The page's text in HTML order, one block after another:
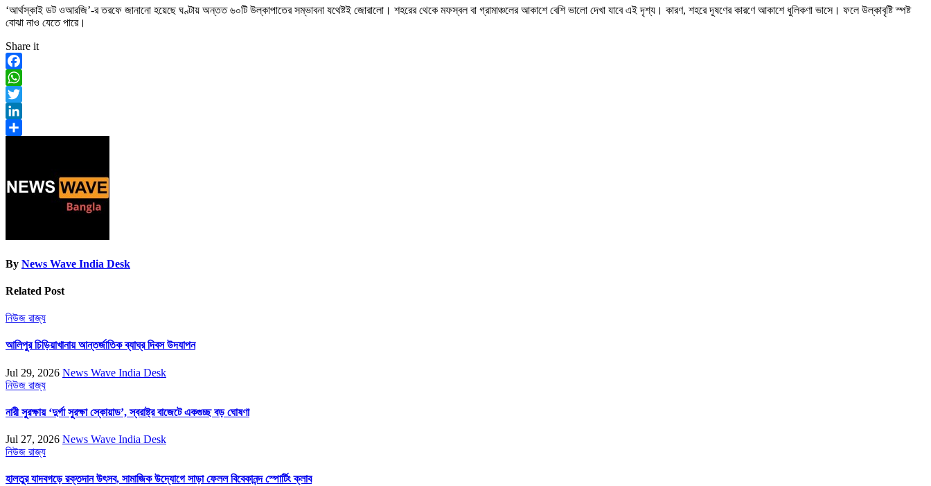
‘আর্থস্কাই ডট ওআরজি’-র তরফে জানানো হয়েছে ঘণ্টায় অন্তত ৬০টি উল্কাপাতের সম্ভাবনা যথেষ্টই জোরালো। শহরের থেকে মফস্বল বা গ্রামাঞ্চলের আকাশে বেশি ভালো দেখা যাবে এই দৃশ্য। কারণ, শহরে দূষণের কারণে আকাশে ধুলিকণা ভাসে। ফলে উল্কাবৃষ্টি স্পষ্ট
বোঝা নাও যেতে পারে।
Share it
Facebook
WhatsApp
Twitter
LinkedIn
By News Wave India Desk
Related Post
নিউজ রাজ্য
আলিপুর চিড়িয়াখানায় আন্তর্জাতিক ব্যাঘ্র দিবস উদযাপন
Jul 29, 2026 News Wave India Desk
নিউজ রাজ্য
নারী সুরক্ষায় ‘দুর্গা সুরক্ষা স্কোয়াড’, স্বরাষ্ট্র বাজেটে একগুচ্ছ বড় ঘোষণা
Jul 27, 2026 News Wave India Desk
নিউজ রাজ্য
হালতুর যাদবগড়ে রক্তদান উৎসব, সামাজিক উদ্যোগে সাড়া ফেলল বিবেকানন্দ স্পোর্টিং ক্লাব